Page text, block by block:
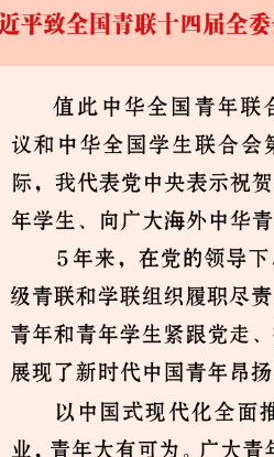
“建设社会主义现代化强国
豫篮联赛结束第十七轮争夺
算力，正在重新“耕种”中原
河南省二十条硬核举措出炉
河南省主汛期防汛抗旱工作
“从根本上改变了中国人民